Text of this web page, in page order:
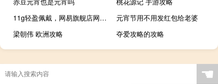
11g轻盈佩戴，网易旗舰店网易云音乐氧气耳机49元
元宵节用不用发红包给老婆
梁朝伟 欧洲攻略
夺爱攻略的攻略
☚